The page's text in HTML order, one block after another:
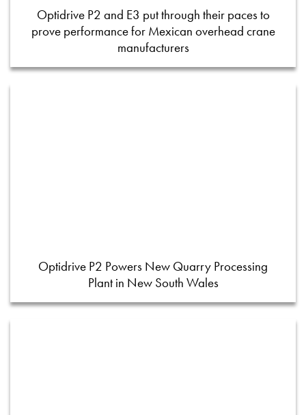
Optidrive P2 and E3 put through their paces to
prove performance for Mexican overhead crane
manufacturers
Optidrive P2 Powers New Quarry Processing
Plant in New South Wales